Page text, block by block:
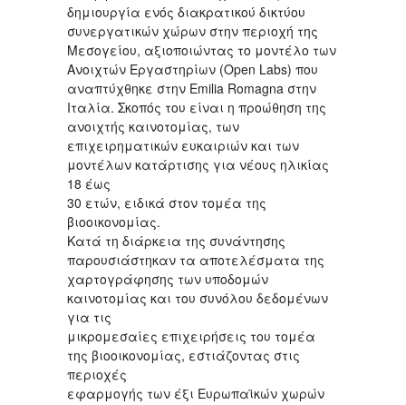
δημιουργία ενός διακρατικού δικτύου
συνεργατικών χώρων στην περιοχή της
Μεσογείου, αξιοποιώντας το μοντέλο των
Ανοιχτών Εργαστηρίων (Open Labs) που
αναπτύχθηκε στην Emilia Romagna στην
Ιταλία. Σκοπός του είναι η προώθηση της
ανοιχτής καινοτομίας, των
επιχειρηματικών ευκαιριών και των
μοντέλων κατάρτισης για νέους ηλικίας
18 έως
30 ετών, ειδικά στον τομέα της
βιοοικονομίας.
Κατά τη διάρκεια της συνάντησης
παρουσιάστηκαν τα αποτελέσματα της
χαρτογράφησης των υποδομών
καινοτομίας και του συνόλου δεδομένων
για τις
μικρομεσαίες επιχειρήσεις του τομέα
της βιοοικονομίας, εστιάζοντας στις
περιοχές
εφαρμογής των έξι Ευρωπαϊκών χωρών